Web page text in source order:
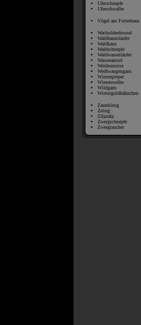
Uferschnepfe
Uferschwalbe
Vögel am Futterhaus
Wacholderdrossel
Waldbaumläufer
Waldkauz
Waldschnepfe
Waldwasserläufer
Wasseramsel
Weidenmeise
Weißwangengans
Wiesenpieper
Wiesenweihe
Wildgans
Wintergoldhähnchen
Zaunkönig
Zeisig
Zilpzalp
Zwergschnepfe
Zwergtaucher